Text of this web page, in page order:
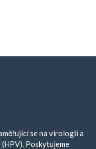
se na virologii a
Poskytujeme